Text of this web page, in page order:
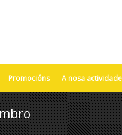
Promocións A nosa actividade